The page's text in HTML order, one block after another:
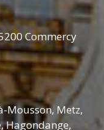
Commercy
Mousson, Metz,
Hagondange,